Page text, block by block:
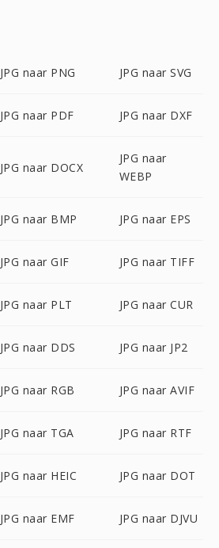
JPG naar PNG JPG naar SVG
JPG naar PDF JPG naar DXF
JPG naar DOCX
JPG naar
WEBP
JPG naar BMP JPG naar EPS
JPG naar GIF JPG naar TIFF
JPG naar PLT JPG naar CUR
JPG naar DDS JPG naar JP2
JPG naar RGB JPG naar AVIF
JPG naar TGA JPG naar RTF
JPG naar HEIC JPG naar DOT
JPG naar EMF JPG naar DJVU